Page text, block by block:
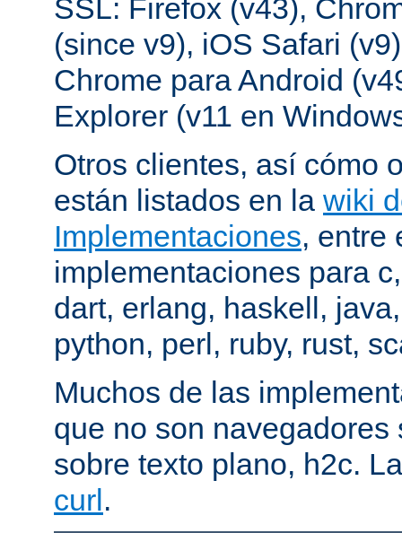
SSL: Firefox (v43),
(since v9), iOS Safari
Chrome para Android
Explorer (v11 en
Otros clientes, así cómo
están listados en la wiki
Implementaciones, entre
implementaciones para
dart, erlang, haskell,
python, perl, ruby, rust,
Muchos de las
que no son navegadores
sobre texto plano, h2c.
curl.